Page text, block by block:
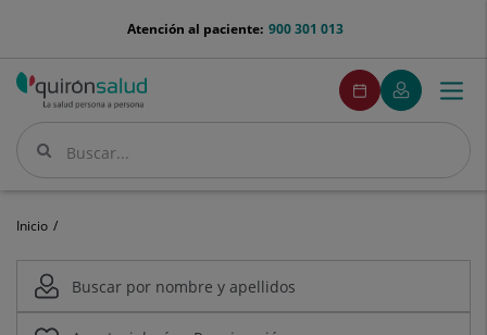
menu-
900 301 013
Atención al paciente:
Buscar
Buscar
menuPedirCita
Pedir
cita
Mi
Quirónsalud
Menú
Inicio